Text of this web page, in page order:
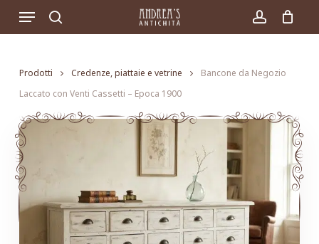
search account
Menu
Prodotti Credenze, piattaie e vetrine
Bancone da Negozio
Laccato con Venti Cassetti – Epoca 1900